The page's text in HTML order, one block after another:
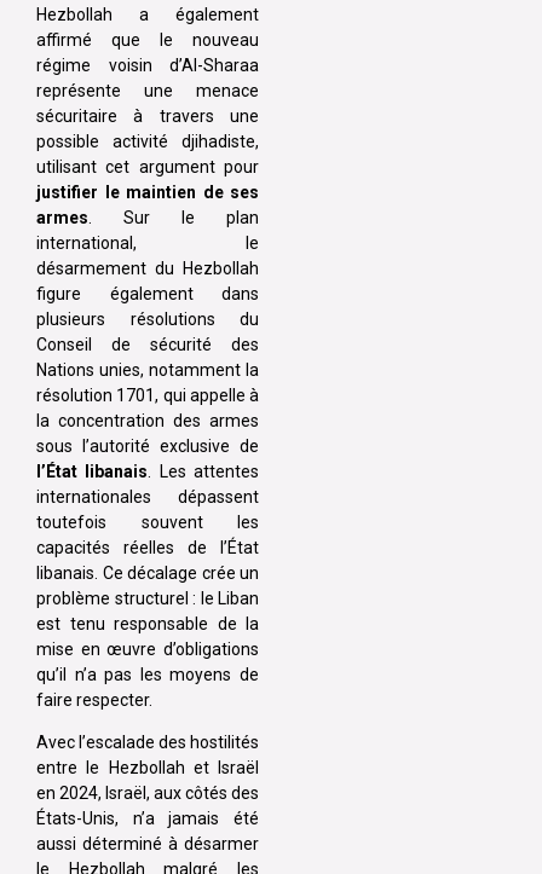
Hezbollah a également
affirmé que le nouveau
régime voisin d’Al-Sharaa
représente une menace
sécuritaire à travers une
possible activité djihadiste,
utilisant cet argument pour
justifier le maintien de ses
armes . Sur le plan
international, le
désarmement du Hezbollah
figure également dans
plusieurs résolutions du
Conseil de sécurité des
Nations unies, notamment la
résolution 1701, qui appelle à
la concentration des armes
sous l’autorité exclusive de
l’État libanais . Les attentes
internationales dépassent
toutefois souvent les
capacités réelles de l’État
libanais. Ce décalage crée un
problème structurel : le Liban
est tenu responsable de la
mise en œuvre d’obligations
qu’il n’a pas les moyens de
faire respecter.
Avec l’escalade des hostilités
entre le Hezbollah et Israël
en 2024, Israël, aux côtés des
États-Unis, n’a jamais été
aussi déterminé à désarmer
le Hezbollah malgré les